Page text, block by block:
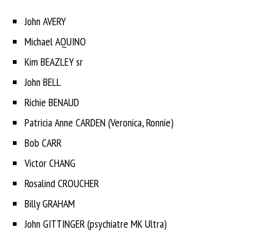
John AVERY
Michael AQUINO
Kim BEAZLEY sr
John BELL
Richie BENAUD
Patricia Anne CARDEN (Veronica, Ronnie)
Bob CARR
Victor CHANG
Rosalind CROUCHER
Billy GRAHAM
John GITTINGER (psychiatre MK Ultra)